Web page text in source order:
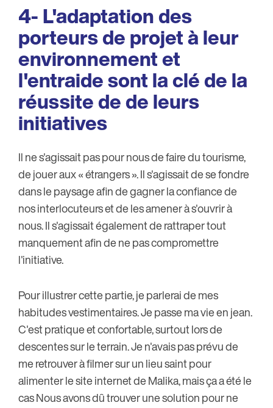
4- L'adaptation des
porteurs de projet à leur
environnement et
l'entraide sont la clé de la
réussite de de leurs
initiatives
Il ne s'agissait pas pour nous de faire du tourisme,
de jouer aux « étrangers ». Il s'agissait de se fondre
dans le paysage afin de gagner la confiance de
nos interlocuteurs et de les amener à s'ouvrir à
nous. Il s'agissait également de rattraper tout
manquement afin de ne pas compromettre
l'initiative.
Pour illustrer cette partie, je parlerai de mes
habitudes vestimentaires. Je passe ma vie en jean.
C'est pratique et confortable, surtout lors de
descentes sur le terrain. Je n'avais pas prévu de
me retrouver à filmer sur un lieu saint pour
alimenter le site internet de Malika, mais ça a été le
cas Nous avons dû trouver une solution pour ne